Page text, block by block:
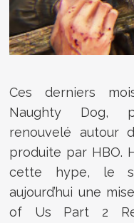
Ces derniers
Naughty Dog,
renouvelé autour
produite par HBO.
cette hype, le
aujourd’hui une
of Us Part 2